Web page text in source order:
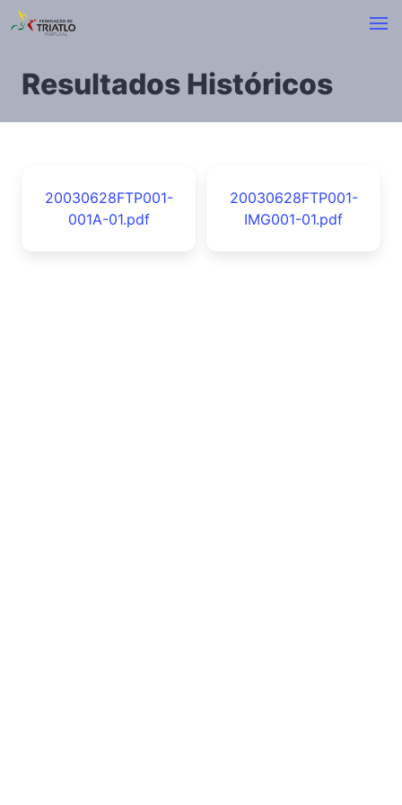
Resultados Históricos
20030628FTP001-
001A-01.pdf
20030628FTP001-
IMG001-01.pdf